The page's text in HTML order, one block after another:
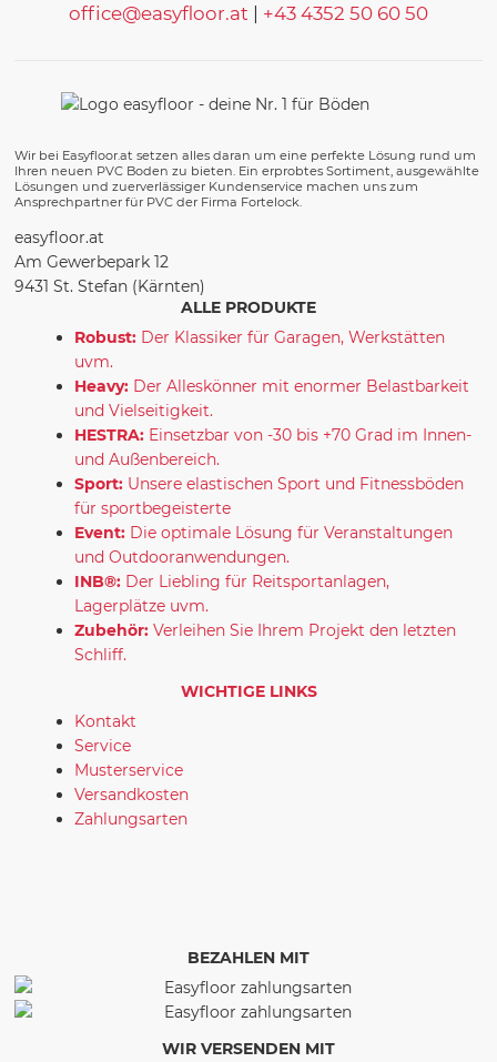
office@easyfloor.at | +43 4352 50 60 50
Wir bei Easyfloor.at setzen alles daran um eine perfekte Lösung rund um
Ihren neuen PVC Boden zu bieten. Ein erprobtes Sortiment, ausgewählte
Lösungen und zuerverlässiger Kundenservice machen uns zum
Ansprechpartner für PVC der Firma Fortelock.
easyfloor.at
Am Gewerbepark 12
9431 St. Stefan (Kärnten)
ALLE PRODUKTE
Robust: Der Klassiker für Garagen, Werkstätten
uvm.
Heavy: Der Alleskönner mit enormer Belastbarkeit
und Vielseitigkeit.
HESTRA: Einsetzbar von -30 bis +70 Grad im Innen-
und Außenbereich.
Sport: Unsere elastischen Sport und Fitnessböden
für sportbegeisterte
Event: Die optimale Lösung für Veranstaltungen
und Outdooranwendungen.
INB®: Der Liebling für Reitsportanlagen,
Lagerplätze uvm.
Zubehör: Verleihen Sie Ihrem Projekt den letzten
Schliff.
WICHTIGE LINKS
Kontakt
Service
Musterservice
Versandkosten
Zahlungsarten
BEZAHLEN MIT
WIR VERSENDEN MIT